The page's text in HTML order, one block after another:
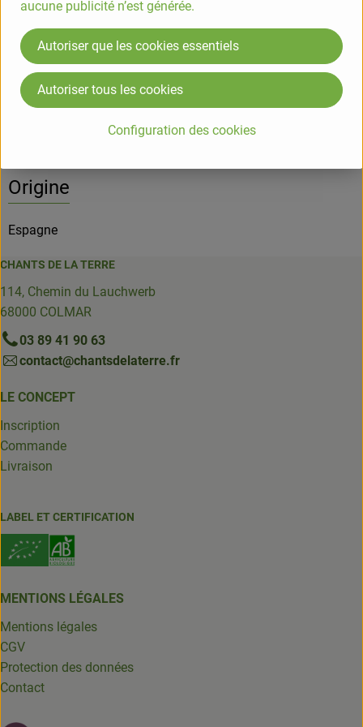
Info
Informations sur les produits
Origine
Espagne
CHANTS DE LA TERRE
114, Chemin du Lauchwerb
68000 COLMAR
03 89 41 90 63
contact@chantsdelaterre.fr
LE CONCEPT
Inscription
Commande
Livraison
LABEL ET CERTIFICATION
MENTIONS LÉGALES
Mentions légales
CGV
Protection des données
Contact
aucune publicité n’est générée.
Configuration des cookies
Autoriser que les cookies essentiels
Autoriser tous les cookies